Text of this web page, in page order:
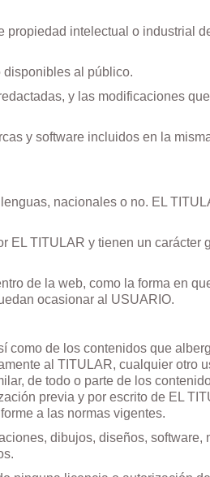
intelectual o industrial
disponibles al público.
y las modificaciones
y software incluidos en la
nacionales o no. EL
EL TITULAR y tienen un carácter
de la web, como la forma en
ocasionar al USUARIO.
como de los contenidos que
al TITULAR, cualquier otro
de todo o parte de los
previa y por escrito de EL
a las normas vigentes.
dibujos, diseños, software,